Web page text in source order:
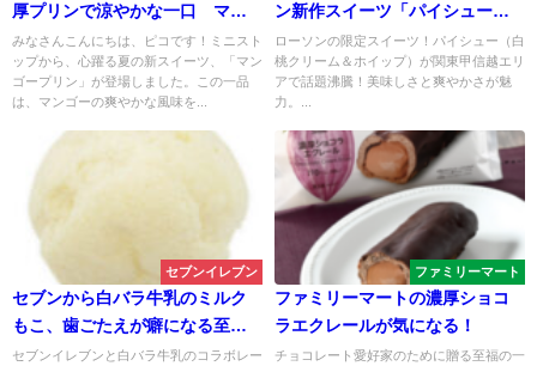
厚プリンで涼やかな一口 マン
ゴープリン
みなさんこんにちは、ピコです！ミニスト
ップから、心躍る夏の新スイーツ、「マン
ゴープリン」が登場しました。この一品
は、マンゴーの爽やかな風味を...
ン新作スイーツ「パイシュー
（白桃クリーム＆ホイップ）長
野県産川中島白桃」が登場！
ローソンの限定スイーツ！パイシュー（白
桃クリーム＆ホイップ）が関東甲信越エリ
アで話題沸騰！美味しさと爽やかさが魅
力。...
セブンイレブン
セブンから白バラ牛乳のミルク
もこ、歯ごたえが癖になる至福
の食べごたえ！
セブンイレブンと白バラ牛乳のコラボレー
ファミリーマート
ファミリーマートの濃厚ショコ
ラエクレールが気になる！
チョコレート愛好家のために贈る至福の一